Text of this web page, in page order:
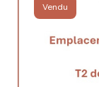
GESTION
LOCATIVE
CONTACT
Vendu